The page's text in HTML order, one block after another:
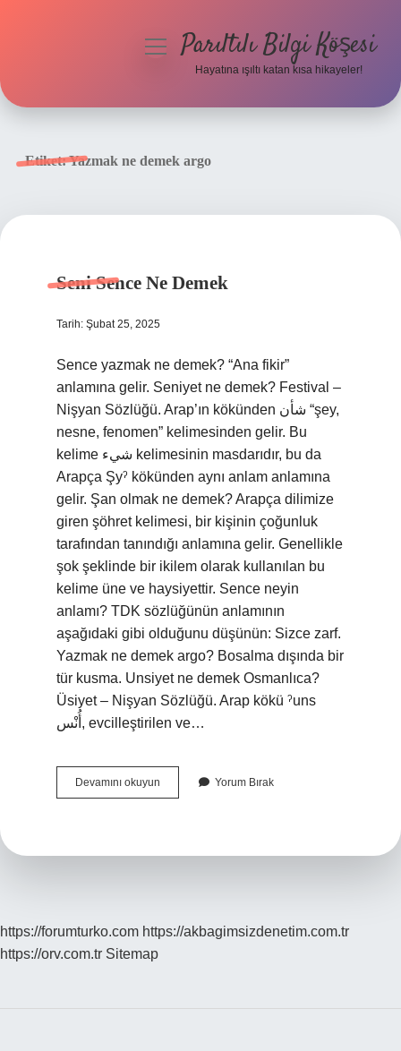
menüyüParıltılı Bilgi Köşesi
Hayatına ışıltı katan kısa hikayeler!
Etiket:Yazmak ne demek argo
Seni Sence Ne Demek
Tarih: Şubat 25, 2025
Sence yazmak ne demek? “Ana fikir”
anlamına gelir. Seniyet ne demek? Festival –
Nişyan Sözlüğü. Arap’ın kökünden شأن “şey,
nesne, fenomen” kelimesinden gelir. Bu
kelime شيء kelimesinin masdarıdır, bu da
Arapça Şyˀ kökünden aynı anlam anlamına
gelir. Şan olmak ne demek? Arapça dilimize
giren şöhret kelimesi, bir kişinin çoğunluk
tarafından tanındığı anlamına gelir. Genellikle
şok şeklinde bir ikilem olarak kullanılan bu
kelime üne ve haysiyettir. Sence neyin
anlamı? TDK sözlüğünün anlamının
aşağıdaki gibi olduğunu düşünün: Sizce zarf.
Yazmak ne demek argo? Bosalma dışında bir
tür kusma. Unsiyet ne demek Osmanlıca?
Üsiyet – Nişyan Sözlüğü. Arap kökü ˀuns
أُنْس, evcilleştirilen ve…
Devamını okuyun
Sence
Yorum Bırak
https://forumturko.com https://akbagimsizdenetim.com.tr
https://orv.com.tr Sitemap